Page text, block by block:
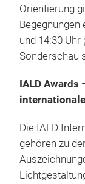
Orientierung
und 14:30
Sonderschau
IALD Awards
Die IALD
gehören zu